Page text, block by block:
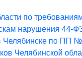
по
нарушения 44-
Челябинске по ПП
Челябинской